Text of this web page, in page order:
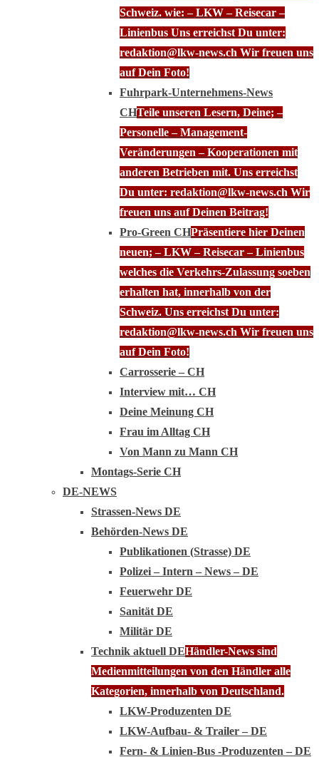
Schweiz. wie: – LKW – Reisecar –
Linienbus Uns erreichst Du unter:
redaktion@lkw-news.ch Wir freuen uns
auf Dein Foto!
Fuhrpark-Unternehmens-News
CHTeile unseren Lesern, Deine; –
Personelle – Management-
Veränderungen – Kooperationen mit
anderen Betrieben mit. Uns erreichst
Du unter: redaktion@lkw-news.ch Wir
freuen uns auf Deinen Beitrag!
Pro-Green CHPräsentiere hier Deinen
neuen; – LKW – Reisecar – Linienbus
welches die Verkehrs-Zulassung soeben
erhalten hat, innerhalb von der
Schweiz. Uns erreichst Du unter:
redaktion@lkw-news.ch Wir freuen uns
auf Dein Foto!
Carrosserie – CH
Interview mit… CH
Deine Meinung CH
Frau im Alltag CH
Von Mann zu Mann CH
Montags-Serie CH
DE-NEWS
Strassen-News DE
Behörden-News DE
Publikationen (Strasse) DE
Polizei – Intern – News – DE
Feuerwehr DE
Sanität DE
Militär DE
Technik aktuell DEHändler-News sind
Medienmitteilungen von den Händler alle
Kategorien, innerhalb von Deutschland.
LKW-Produzenten DE
LKW-Aufbau- & Trailer – DE
Fern- & Linien-Bus -Produzenten – DE